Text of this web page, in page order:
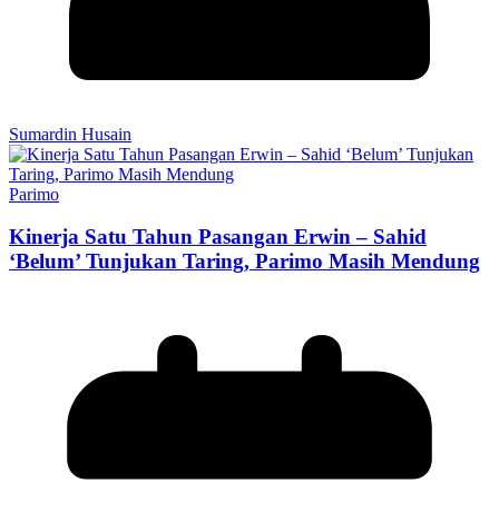
Sumardin Husain
Parimo
Kinerja Satu Tahun Pasangan Erwin – Sahid
‘Belum’ Tunjukan Taring, Parimo Masih Mendung